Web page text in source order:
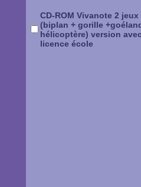
CD-ROM Vivanote 2 jeux
(biplan + gorille
hélicoptère) version
licence école